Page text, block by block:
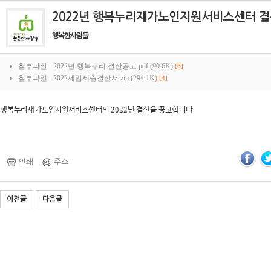
2022년 행복누리재가노인지원서비스센터
행복한사람들
첨부파일 - 2022년 행복누리 결산공고.pdf (90.6K) [6]
첨부파일 - 2022세입세출결산서.zip (294.1K) [4]
행복누리재가노인지원서비스센터의 2022년 결산을 공고합니다
인쇄 주소
이전글 다음글